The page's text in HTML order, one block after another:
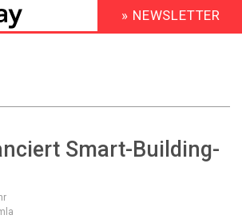
HEADER
MENU
» NEWSLETTER
Smart-Building-